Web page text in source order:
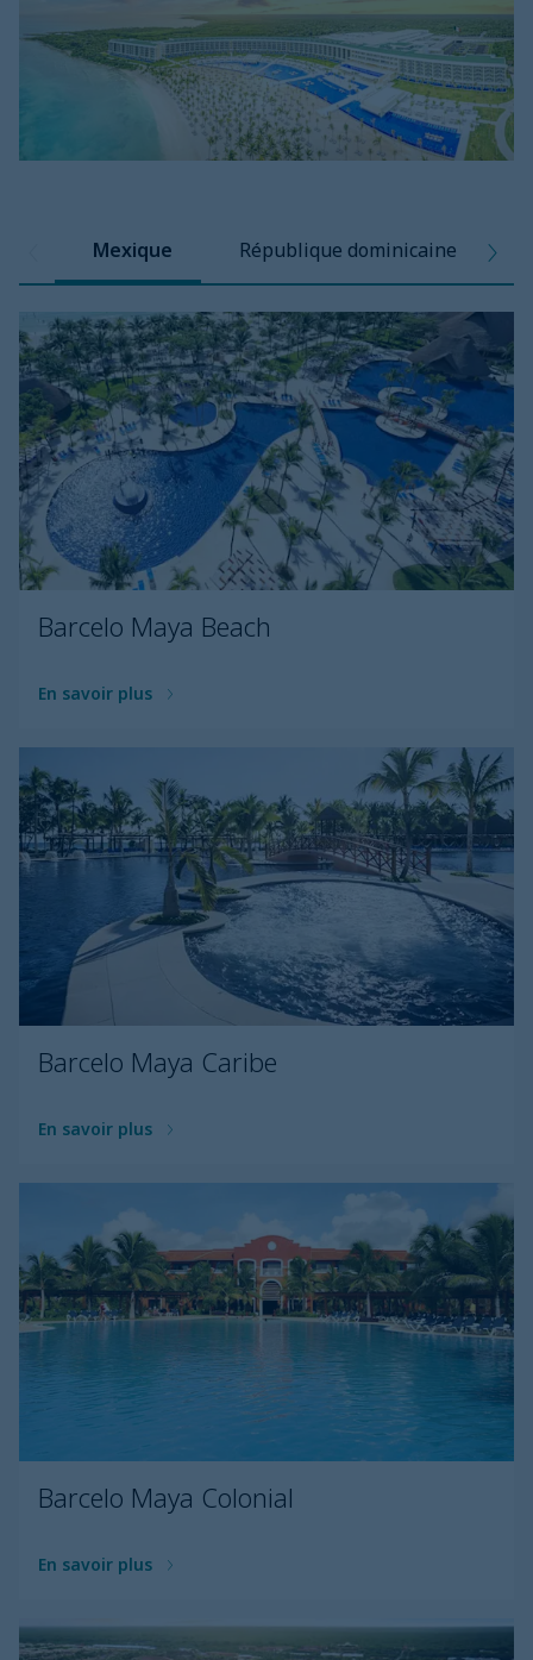
Mexique République dominicaine
Barcelo Maya Beach
En savoir plus
Barcelo Maya Caribe
En savoir plus
Barcelo Maya Colonial
En savoir plus